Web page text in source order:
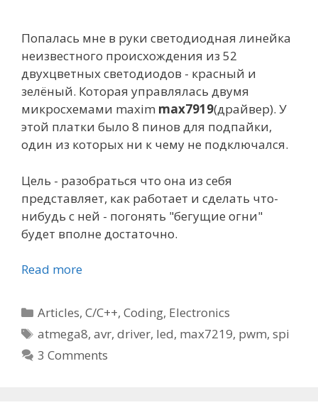
Попалась мне в руки светодиодная линейка
неизвестного происхождения из 52
двухцветных светодиодов - красный и
зелёный. Которая управлялась двумя
микросхемами maxim max7919(драйвер). У
этой платки было 8 пинов для подпайки,
один из которых ни к чему не подключался.
Цель - разобраться что она из себя
представляет, как работает и сделать что-
нибудь с ней - погонять "бегущие огни"
будет вполне достаточно.
Read more
Categories
Articles,C/C++,Coding, Electronics
Tags
atmega8,avr,driver, led, max7219, pwm,spi
3 Comments